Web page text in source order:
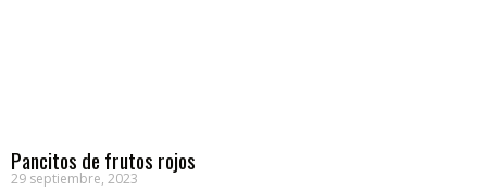
Pancitos de frutos rojos
29 septiembre, 2023